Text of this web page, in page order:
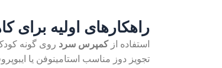
راهکارهای اولیه برای
استفاده ازکمپرس سرد روی گونه
تجویز دوز مناسب استامینوفن یا